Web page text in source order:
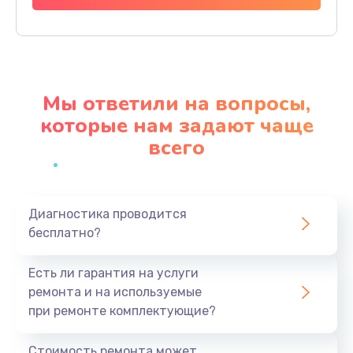
Заказать
Ремонт мультиконтроллера
Замена кнопки включения
Заказать
1600 руб.
Мы ответили на вопросы,
которые нам задают чаще
всего
Диагностика проводится
бесплатно?
Есть ли гарантия на услуги
ремонта и на используемые
при ремонте комплектующие?